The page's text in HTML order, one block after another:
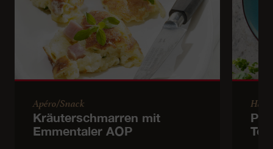
Apéro/Snack
Kräuterschmarren mit
Emmentaler AOP